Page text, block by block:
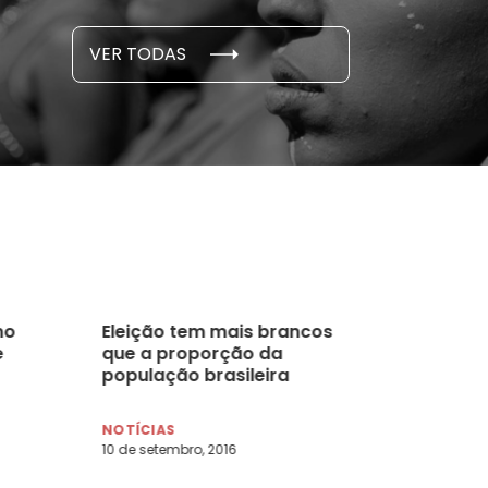
VER TODAS
E PESQUISAS
novembro, 2021
Eleição tem mais brancos
que a proporção da
população brasileira
NOTÍCIAS
10 de setembro, 2016